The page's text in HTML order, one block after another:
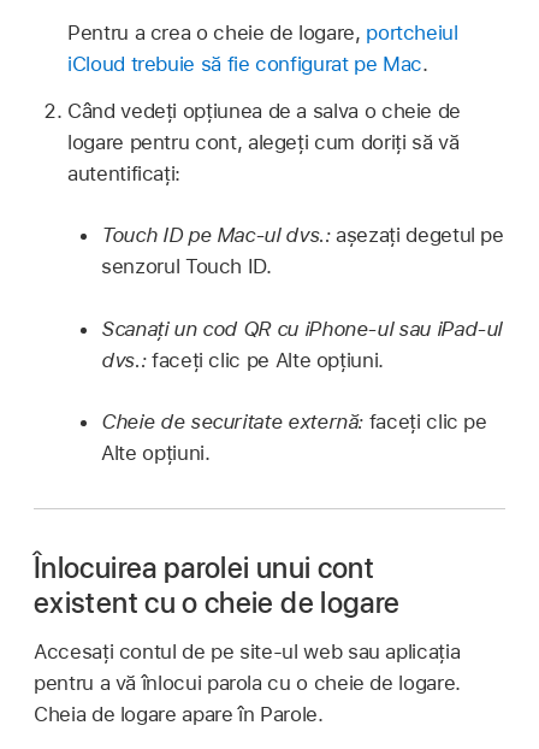
Pentru a crea o cheie de logare, portcheiul
iCloud trebuie să fie configurat pe Mac.
Când vedeți opțiunea de a salva o cheie de
logare pentru cont, alegeți cum doriți să vă
autentificați:
Touch ID pe Mac‑ul dvs.:așezați degetul pe
senzorul Touch ID.
Scanați un cod QR cu iPhone‑ul sau iPad‑ul
dvs.:faceți clic pe Alte opțiuni.
Cheie de securitate externă: faceți clic pe
Alte opțiuni.
Înlocuirea parolei unui cont
existent cu o cheie de logare
Accesați contul de pe site‑ul web sau aplicația
pentru a vă înlocui parola cu o cheie de logare.
Cheia de logare apare în Parole.